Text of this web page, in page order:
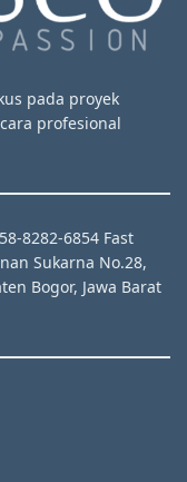
pada proyek
profesional
8282-6854 Fast
Sukarna No.28,
Bogor, Jawa Barat